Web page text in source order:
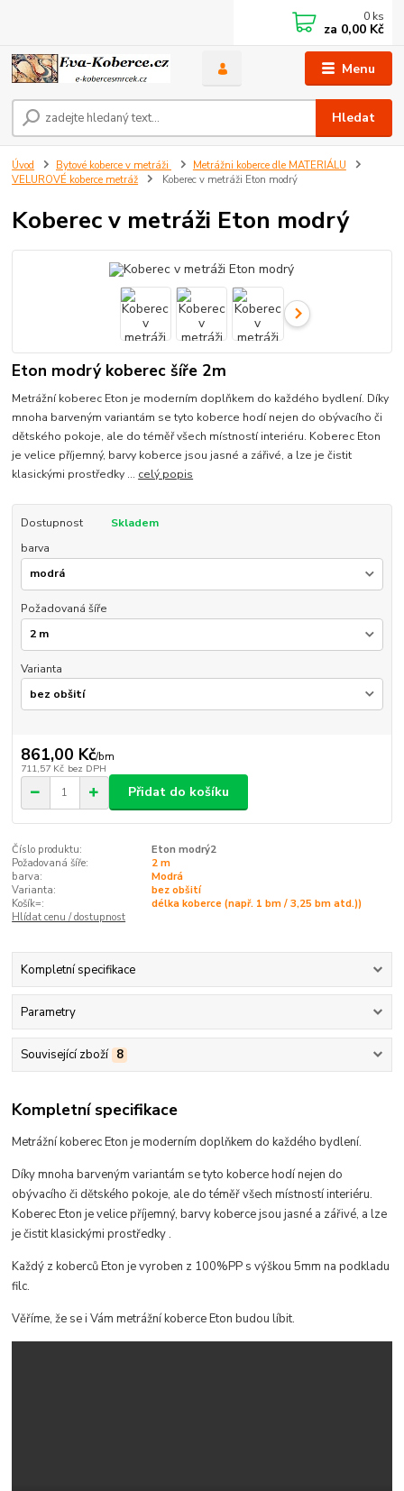
Menu
Hledat
0 ks
za 0,00 Kč
Úvod Bytové koberce v metráži
Metrážni koberce dle MATERIÁLU
VELUROVÉ koberce metráž
Koberec v metráži Eton modrý
Koberec v metráži Eton modrý
Eton modrý koberec šíře 2m
Metrážní koberec Eton je moderním doplňkem do každého bydlení. Díky
mnoha barveným variantám se tyto koberce hodí nejen do obývacího či
dětského pokoje, ale do téměř všech místností interiéru. Koberec Eton
je velice příjemný, barvy koberce jsou jasné a zářivé, a lze je čistit
klasickými prostředky ... celý popis
Dostupnost
Skladem
barva
Požadovaná šíře
Varianta
861,00 Kč/bm
711,57 Kč bez DPH
Přidat do košíku
Číslo produktu:
Eton modrý2
Požadovaná šíře:
2 m
barva:
Modrá
Varianta:
bez obšití
Košík=:
délka koberce (např. 1 bm / 3,25 bm atd.))
Hlídat cenu / dostupnost
Kompletní specifikace
Parametry
Související zboží 8
Kompletní specifikace
Metrážní koberec Eton je moderním doplňkem do každého bydlení.
Díky mnoha barveným variantám se tyto koberce hodínejen do
obývacího či dětského pokoje, ale do téměř všech místností interiéru.
Koberec Eton je velice příjemný, barvy koberce jsou jasné a zářivé, a lze
je čistit klasickými prostředky.
Každý z koberců Eton je vyroben z 100%PP s výškou 5mm na podkladu
filc.
Věříme, že se i Vám metrážní koberce Eton budou líbit.